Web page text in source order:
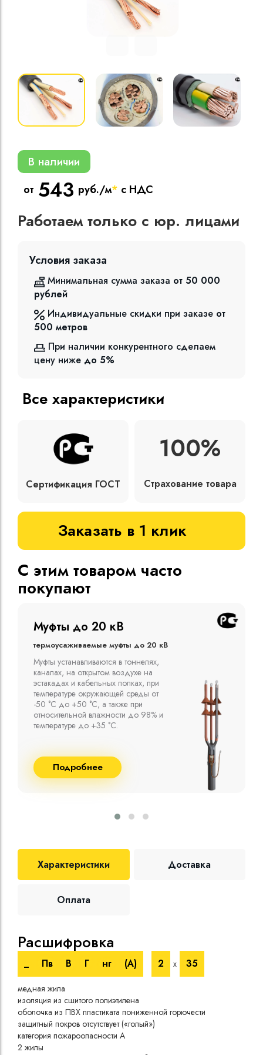
Кабели
изоляцией
В наличии
от 543 руб./м* с НДС
Работаем только с юр. лицами
Условия заказа
Минимальная сумма заказа от 50 000
рублей
Индивидуальные скидки при заказе от
500 метров
При наличии конкурентного сделаем
цену ниже до 5%
Все характеристики
Сертификация ГОСТ
100%
Страхование товара
Заказать в 1 клик
С этим товаром часто
покупают
Муфты до 10 кВ
Термоусаживаемые муфты до 10 кВ
Компания ООО "Москабельторг"
предлагает, как соединительные
термоусаживаемые муфты на кабель
напряжением до 10 кВ с изоляцией
из маслопропитанной бумаги и
сшитого полиэтилена собственного
производства
Подробнее
Характеристики Доставка
Оплата
Расшифровка
Пв В Г нг (A) 2 х 35
медная жила
изоляция из сшитого полиэтилена
оболочка из ПВХ пластиката пониженной горючести
защитный покров отсутствует («голый»)
категория пожароопасности A
2 жилы